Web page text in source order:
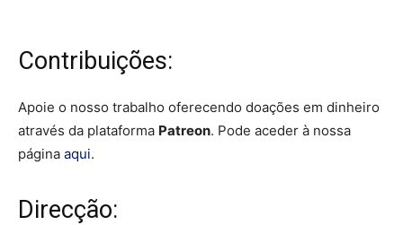
Contribuições:
Apoie o nosso trabalho oferecendo doações em dinheiro
através da plataforma Patreon. Pode aceder à nossa
página aqui.
Direcção: